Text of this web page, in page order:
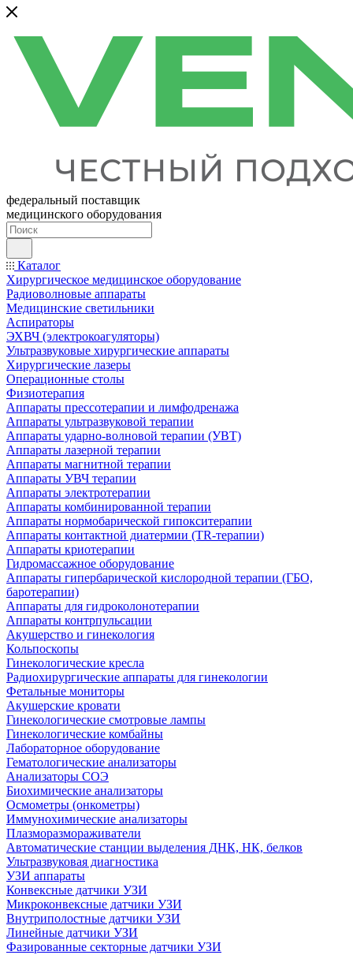
федеральный поставщик
медицинского оборудования
Каталог
Хирургическое медицинское оборудование
Радиоволновые аппараты
Медицинские светильники
Аспираторы
ЭХВЧ (электрокоагуляторы)
Ультразвуковые хирургические аппараты
Хирургические лазеры
Операционные столы
Физиотерапия
Аппараты прессотерапии и лимфодренажа
Аппараты ультразвуковой терапии
Аппараты ударно-волновой терапии (УВТ)
Аппараты лазерной терапии
Аппараты магнитной терапии
Аппараты УВЧ терапии
Аппараты электротерапии
Аппараты комбинированной терапии
Аппараты нормобарической гипокситерапии
Аппараты контактной диатермии (TR-терапии)
Аппараты криотерапии
Гидромассажное оборудование
Аппараты гипербарической кислородной терапии (ГБО,
баротерапии)
Аппараты для гидроколонотерапии
Аппараты контрпульсации
Акушерство и гинекология
Кольпоскопы
Гинекологические кресла
Радиохирургические аппараты для гинекологии
Фетальные мониторы
Акушерские кровати
Гинекологические смотровые лампы
Гинекологические комбайны
Лабораторное оборудование
Гематологические анализаторы
Анализаторы СОЭ
Биохимические анализаторы
Осмометры (онкометры)
Иммунохимические анализаторы
Плазморазмораживатели
Автоматические станции выделения ДНК, НК, белков
Ультразвуковая диагностика
УЗИ аппараты
Конвексные датчики УЗИ
Микроконвексные датчики УЗИ
Внутриполостные датчики УЗИ
Линейные датчики УЗИ
Фазированные секторные датчики УЗИ